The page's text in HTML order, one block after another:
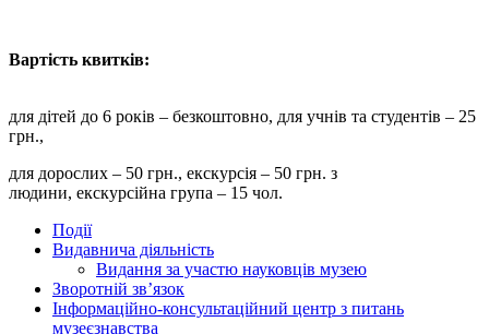
Вартість квитків:
для дітей до 6 років – безкоштовно, для учнів та студентів – 25
грн.,
для дорослих – 50 грн., екскурсія – 50 грн. з
людини, екскурсійна група – 15 чол.
Події
Видавнича діяльність
Видання за участю науковців музею
Зворотній зв’язок
Інформаційно-консультаційний центр з питань
музеєзнавства